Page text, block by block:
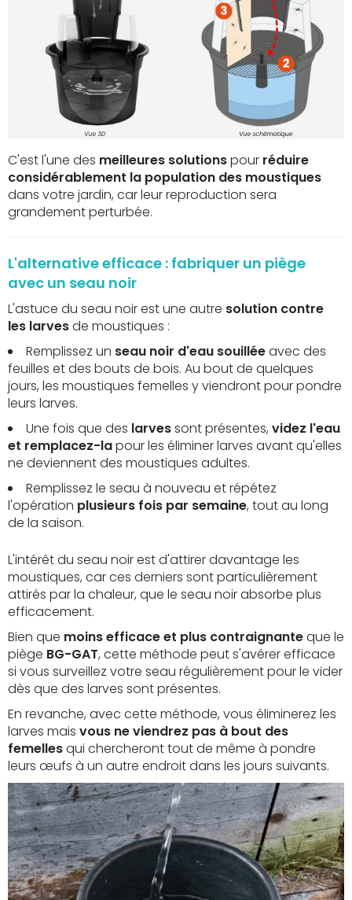
C'est l'une des meilleures solutionspour réduire
considérablement la population des moustiques
dans votre jardin, car leur reproduction sera
grandement perturbée.
L'alternative efficace : fabriquer un piège
avec un seau noir
L'astuce du seau noir est une autre solution contre
les larvesde moustiques :
Remplissez un seau noir d'eau souilléeavec des
feuilles et des bouts de bois. Au bout de quelques
jours, les moustiques femelles y viendront pour pondre
leurs larves.
Une fois que des larvessont présentes, videz l'eau
et remplacez-lapour les éliminer larves avant qu'elles
ne deviennent des moustiques adultes.
Remplissez le seau à nouveau et répétez
l'opération plusieurs fois par semaine, tout au long
de la saison.
L'intérêt du seau noir est d'attirer davantage les
moustiques, car ces derniers sont particulièrement
attirés par la chaleur, que le seau noir absorbe plus
efficacement.
Bien que moins efficace et plus contraignanteque le
piège BG-GAT, cette méthode peut s'avérer efficace
si vous surveillez votre seau régulièrement pour le vider
dès que des larves sont présentes.
En revanche, avec cette méthode, vous éliminerez les
larves mais vous ne viendrez pas à bout des
femellesqui chercheront tout de même à pondre
leurs œufs à un autre endroit dans les jours suivants.